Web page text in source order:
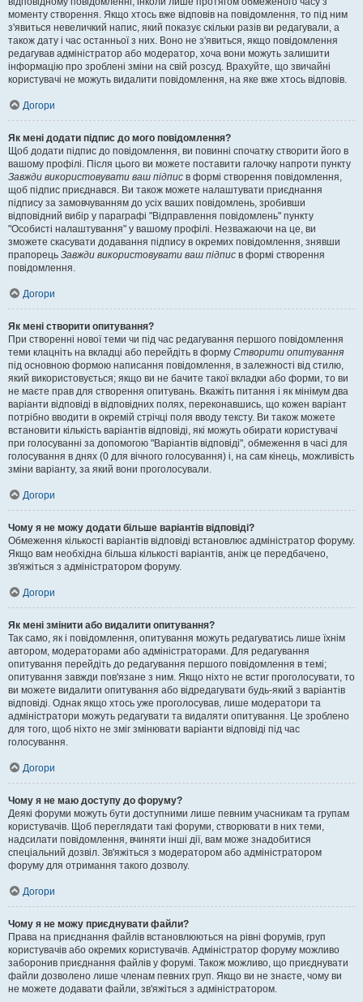
моменту створення. Якщо хтось вже відповів на повідомлення, то під ним
з'явиться невеличкий напис, який показує скільки разів ви редагували, а
також дату і час останньої з них. Воно не з'явиться, якщо повідомлення
редагував адміністратор або модератор, хоча вони можуть залишити
інформацію про зроблені зміни на свій розсуд. Врахуйте, що звичайні
користувачі не можуть видалити повідомлення, на яке вже хтось відповів.
Догори
Як мені додати підпис до мого повідомлення?
Щоб додати підпис до повідомлення, ви повинні спочатку створити його в
вашому профілі. Після цього ви можете поставити галочку напроти пункту
Завжди використовувати ваш підпис в формі створення повідомлення,
щоб підпис приєднався. Ви також можете налаштувати приєднання
підпису за замовчуванням до усіх ваших повідомлень, зробивши
відповідний вибір у параграфі "Відправлення повідомлень" пункту
"Особисті налаштування" у вашому профілі. Незважаючи на це, ви
зможете скасувати додавання підпису в окремих повідомлення, знявши
прапорець Завжди використовувати ваш підпис в формі створення
повідомлення.
Догори
Як мені створити опитування?
При створенні нової теми чи під час редагування першого повідомлення
теми клацніть на вкладці або перейдіть в форму Створити опитування
під основною формою написання повідомлення, в залежності від стилю,
який використовується; якщо ви не бачите такої вкладки або форми, то ви
не маєте прав для створення опитувань. Вкажіть питання і як мінімум два
варіанти відповіді в відповідних полях, переконавшись, що кожен варіант
потрібно вводити в окремій стрічці поля вводу тексту. Ви також можете
встановити кількість варіантів відповіді, які можуть обирати користувачі
при голосуванні за допомогою "Варіантів відповіді", обмеження в часі для
голосування в днях (0 для вічного голосування) і, на сам кінець, можливість
зміни варіанту, за який вони проголосували.
Догори
Чому я не можу додати більше варіантів відповіді?
Обмеження кількості варіантів відповіді встановлює адміністратор форуму.
Якщо вам необхідна більша кількості варіантів, аніж це передбачено,
зв'яжіться з адміністратором форуму.
Догори
Як мені змінити або видалити опитування?
Так само, як і повідомлення, опитування можуть редагуватись лише їхнім
автором, модераторами або адміністраторами. Для редагування
опитування перейдіть до редагування першого повідомлення в темі;
опитування завжди пов'язане з ним. Якщо ніхто не встиг проголосувати, то
ви можете видалити опитування або відредагувати будь-який з варіантів
відповіді. Однак якщо хтось уже проголосував, лише модератори та
адміністратори можуть редагувати та видаляти опитування. Це зроблено
для того, щоб ніхто не зміг змінювати варіанти відповіді під час
голосування.
Догори
Чому я не маю доступу до форуму?
Деякі форуми можуть бути доступними лише певним учасникам та групам
користувачів. Щоб переглядати такі форуми, створювати в них теми,
надсилати повідомлення, вчиняти інші дії, вам може знадобитися
спеціальний дозвіл. Зв'яжіться з модератором або адміністратором
форуму для отримання такого дозволу.
Догори
Чому я не можу приєднувати файли?
Права на приєднання файлів встановлюються на рівні форумів, груп
користувачів або окремих користувачів. Адміністратор форуму можливо
заборонив приєднання файлів у форумі. Також можливо, що приєднувати
файли дозволено лише членам певних груп. Якщо ви не знаєте, чому ви
не можете додавати файли, зв'яжіться з адміністратором.